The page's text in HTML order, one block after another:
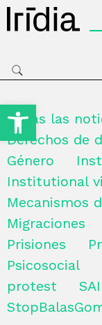
Open toolbar
Todas las
Derechos de
Género
Institutional
Mecanismos
Migraciones
Prisiones
Psicosocial
protest